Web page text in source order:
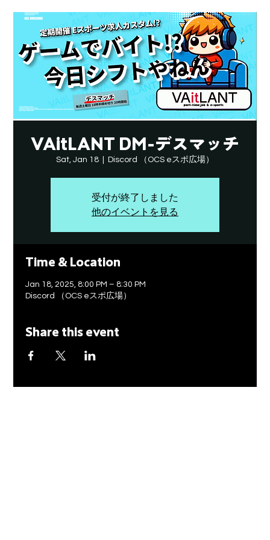
VAitLANT DM-デスマッチ
Sat, Jan 18 Discord （OCS eスポ広場）
受付が終了しました
他のイベントを見る
Time & Location
Jan 18, 2025, 8:00 PM – 8:30 PM
Discord （OCS eスポ広場）
Share this event